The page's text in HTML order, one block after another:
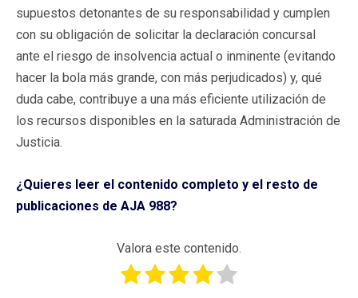
supuestos detonantes de su responsabilidad y cumplen
con su obligación de solicitar la declaración concursal
ante el riesgo de insolvencia actual o inminente (evitando
hacer la bola más grande, con más perjudicados) y, qué
duda cabe, contribuye a una más eficiente utilización de
los recursos disponibles en la saturada Administración de
Justicia.
¿Quieres leer el contenido completo y el resto de
publicaciones de AJA 988?
Valora este contenido.